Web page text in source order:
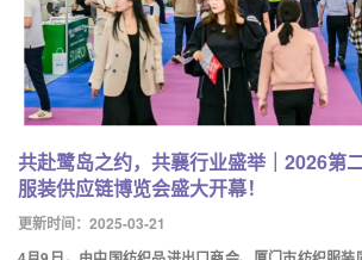
共赴鹭岛之约，共襄行业盛举｜2026第
服装供应链博览会盛大开幕！
更新时间：2025-03-21